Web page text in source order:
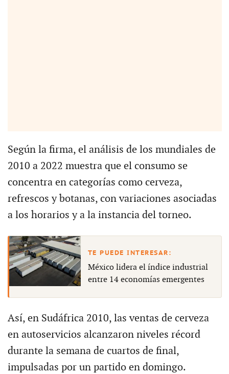
Según la firma, el análisis de los mundiales de
2010 a 2022 muestra que el consumo se
concentra en categorías como cerveza,
refrescos y botanas, con variaciones asociadas
a los horarios y a la instancia del torneo.
México lidera el índice industrial
entre 14 economías emergentes
Así, en Sudáfrica 2010, las ventas de cerveza
en autoservicios alcanzaron niveles récord
durante la semana de cuartos de final,
impulsadas por un partido en domingo.